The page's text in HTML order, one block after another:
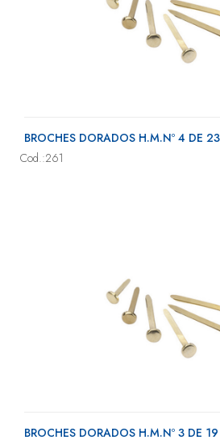
BROCHES DORADOS H.M.Nº 4 DE
Cod.:261
BROCHES DORADOS H.M.Nº 3 DE